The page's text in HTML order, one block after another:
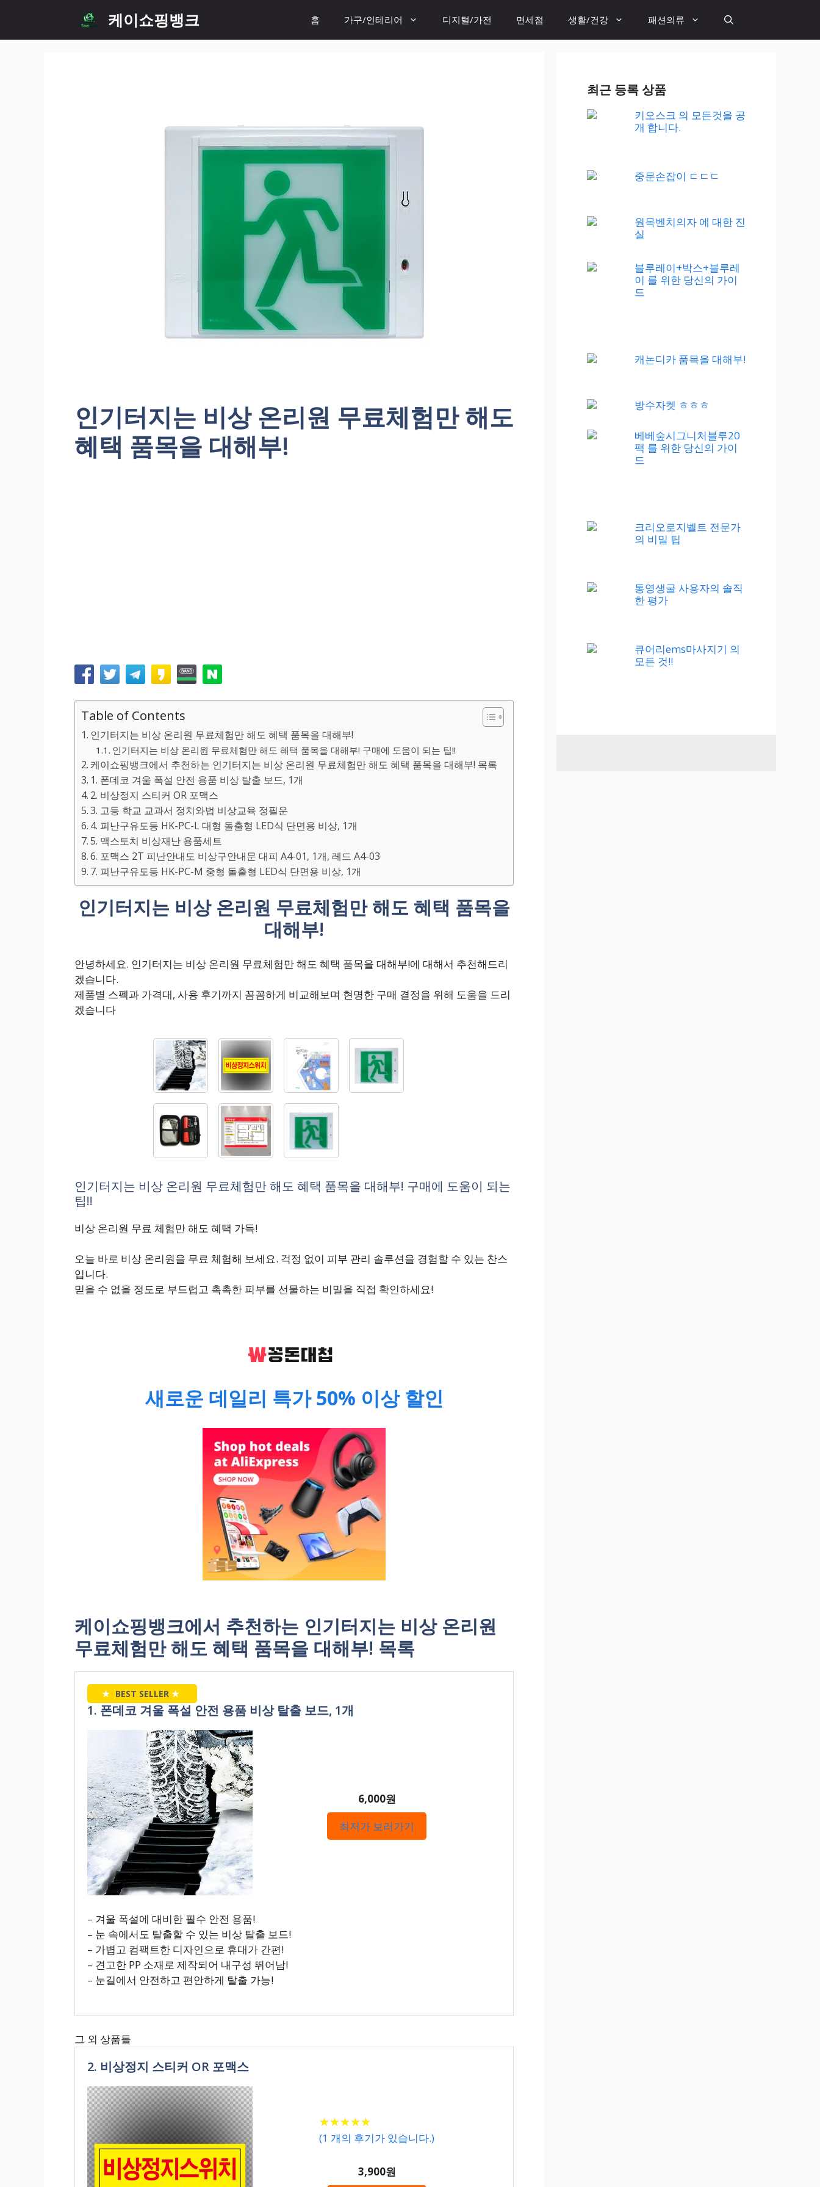
content
케이쇼핑뱅크 홈 가구/인테리어 디지털/가전 면세점 생활/건강 패션의류
인기터지는 비상 온리원 무료체험만 해도
혜택 품목을 대해부!
Table of Contents
인기터지는 비상 온리원 무료체험만 해도 혜택 품목을 대해부!
인기터지는 비상 온리원 무료체험만 해도 혜택 품목을 대해부! 구매에 도움이 되는 팁!!
케이쇼핑뱅크에서 추천하는 인기터지는 비상 온리원 무료체험만 해도 혜택 품목을 대해부! 목록
1. 폰데코 겨울 폭설 안전 용품 비상 탈출 보드, 1개
2. 비상정지 스티커 OR 포맥스
3. 고등 학교 교과서 정치와법 비상교육 정필운
4. 피난구유도등 HK-PC-L 대형 돌출형 LED식 단면용 비상, 1개
5. 맥스토치 비상재난 용품세트
6. 포맥스 2T 피난안내도 비상구안내문 대피 A4-01, 1개, 레드 A4-03
7. 피난구유도등 HK-PC-M 중형 돌출형 LED식 단면용 비상, 1개
인기터지는 비상 온리원 무료체험만 해도 혜택 품목을
대해부!
안녕하세요. 인기터지는 비상 온리원 무료체험만 해도 혜택 품목을 대해부!에 대해서 추천해드리
겠습니다.
제품별 스펙과 가격대, 사용 후기까지 꼼꼼하게 비교해보며 현명한 구매 결정을 위해 도움을 드리
겠습니다
인기터지는 비상 온리원 무료체험만 해도 혜택 품목을 대해부! 구매에 도움이 되는
팁!!
비상 온리원 무료 체험만 해도 혜택 가득!
오늘 바로 비상 온리원을 무료 체험해 보세요. 걱정 없이 피부 관리 솔루션을 경험할 수 있는 찬스
입니다.
믿을 수 없을 정도로 부드럽고 촉촉한 피부를 선물하는 비밀을 직접 확인하세요!
새로운 데일리 특가 50% 이상 할인
케이쇼핑뱅크에서 추천하는 인기터지는 비상 온리원
무료체험만 해도 혜택 품목을 대해부! 목록
★ BEST SELLER ★
1. 폰데코 겨울 폭설 안전 용품 비상 탈출 보드, 1개
6,000원
최저가 보러가기
– 겨울 폭설에 대비한 필수 안전 용품!
– 눈 속에서도 탈출할 수 있는 비상 탈출 보드!
– 가볍고 컴팩트한 디자인으로 휴대가 간편!
– 견고한 PP 소재로 제작되어 내구성 뛰어남!
– 눈길에서 안전하고 편안하게 탈출 가능!
그 외 상품들
2. 비상정지 스티커 OR 포맥스
★★★★★
★★★★★
(1 개의 후기가 있습니다.)
3,900원
최근 등록 상품
키오스크 의 모든것을 공
개 합니다.
중문손잡이 ㄷㄷㄷ
원목벤치의자 에 대한 진
실
블루레이+박스+블루레
이 를 위한 당신의 가이
드
캐논디카 품목을 대해부!
방수자켓 ㅎㅎㅎ
베베숲시그니처블루20
팩 를 위한 당신의 가이
드
크리오로지벨트 전문가
의 비밀 팁
통영생굴 사용자의 솔직
한 평가
큐어리ems마사지기 의
모든 것!!